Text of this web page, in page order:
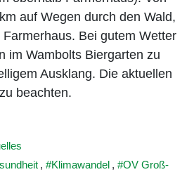
auf Wegen durch den Wald,
Bei gutem Wetter
im Wambolts Biergarten zu
Ausklang. Die aktuellen
beachten.
, Klimawandel ,
OV Groß-